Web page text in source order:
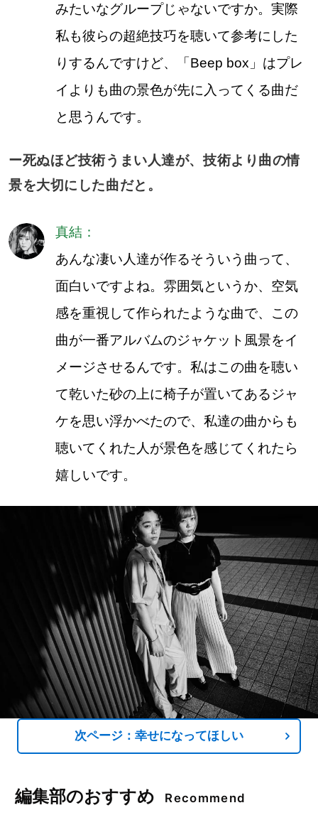
みたいなグループじゃないですか。実際
私も彼らの超絶技巧を聴いて参考にした
りするんですけど、「Beep box」はプレ
イよりも曲の景色が先に入ってくる曲だ
と思うんです。
ー死ぬほど技術うまい人達が、技術より曲の情
景を大切にした曲だと。
真結：
あんな凄い人達が作るそういう曲って、
面白いですよね。雰囲気というか、空気
感を重視して作られたような曲で、この
曲が一番アルバムのジャケット風景をイ
メージさせるんです。私はこの曲を聴い
て乾いた砂の上に椅子が置いてあるジャ
ケを思い浮かべたので、私達の曲からも
聴いてくれた人が景色を感じてくれたら
嬉しいです。
次ページ：幸せになってほしい
編集部のおすすめ Recommend